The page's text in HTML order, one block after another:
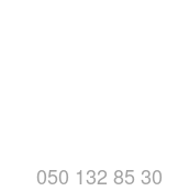
050 132 85 30